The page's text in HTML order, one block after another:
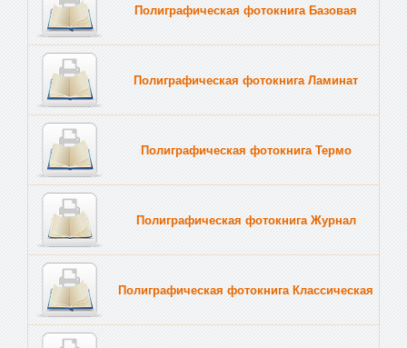
Полиграфическая фотокнига Базовая
Полиграфическая фотокнига Ламинат
Полиграфическая фотокнига Термо
Полиграфическая фотокнига Журнал
Полиграфическая фотокнига Классическая